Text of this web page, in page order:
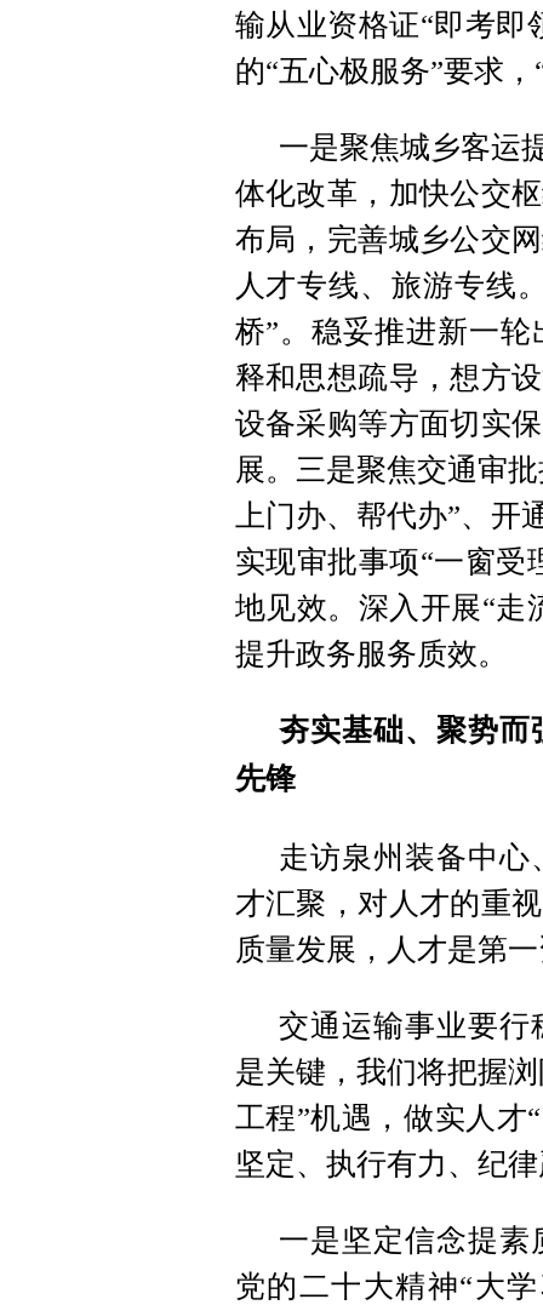
输从业资格证“即考即
的“五心极服务”要求
一是聚焦城乡客运
体化改革，加快公交
布局，完善城乡公交
人才专线、旅游专线
桥”。稳妥推进新一
释和思想疏导，想方
设备采购等方面切实
展。三是聚焦交通审
上门办、帮代办”、
实现审批事项“一窗受
地见效。深入开展“走
提升政务服务质效。
夯实基础、聚势而
先锋
走访泉州装备中
才汇聚，对人才的重
质量发展，人才是第
交通运输事业要行
是关键，我们将把握
工程”机遇，做实人才
坚定、执行有力、纪
一是坚定信念提
党的二十大精神“大